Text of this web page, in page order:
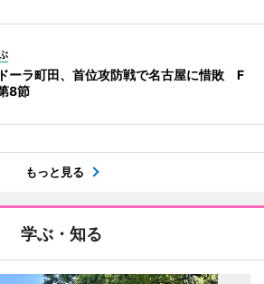
ーラ町田、首位攻防戦で名古屋に惜敗 F
8節
もっと見る
学ぶ・知る